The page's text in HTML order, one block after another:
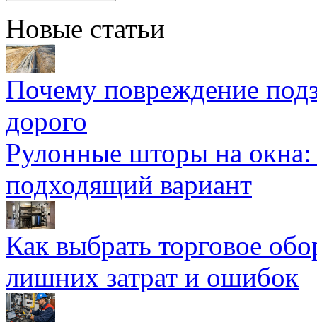
Новые статьи
Почему повреждение
дорого
Рулонные шторы на
подходящий вариант
Как выбрать торговое
лишних затрат и ошибок